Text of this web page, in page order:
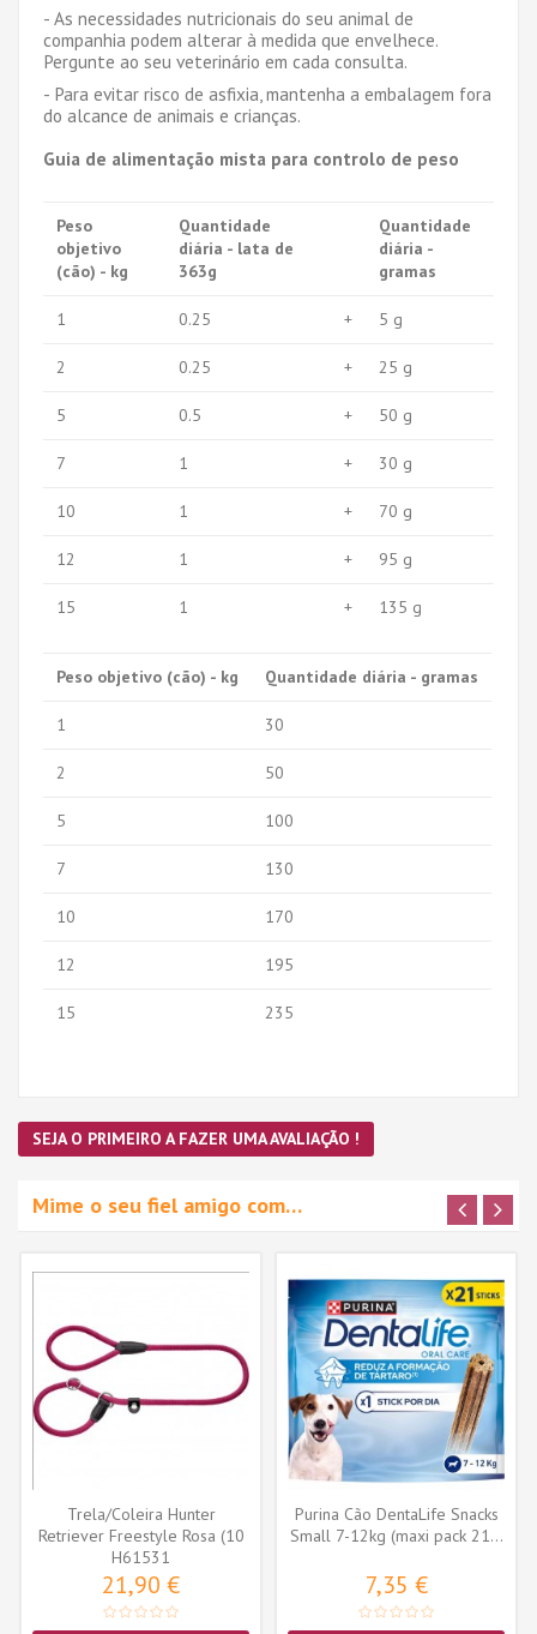
- As necessidades nutricionais do seu animal de
companhia podem alterar à medida que envelhece.
Pergunte ao seu veterinário em cada consulta.
- Para evitar risco de asfixia, mantenha a embalagem fora
do alcance de animais e crianças.
Guia de alimentação mista para controlo de peso
Peso
objetivo
(cão) - kg
Quantidade
diária - lata de
363g
Quantidade
diária -
gramas
1 0.25 + 5 g
2 0.25 + 25 g
5 0.5 + 50 g
7 1 + 30 g
10 1 + 70 g
12 1 + 95 g
15 1 + 135 g
Peso objetivo (cão) - kg Quantidade diária - gramas
1 30
2 50
5 100
7 130
10 170
12 195
15 235
SEJA O PRIMEIRO A FAZER UMA AVALIAÇÃO !
Mime o seu fiel amigo com…
Trela/Coleira Hunter
Retriever Freestyle Rosa (10
mm x...
H61531
21,90 €
Purina Cão DentaLife Snacks
Small 7-12kg (maxi pack 21...
7,35 €